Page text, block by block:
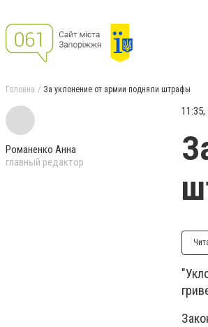
Головна За уклонение от армии подняли штрафы
Романенко Анна
главный редактор
11:35,